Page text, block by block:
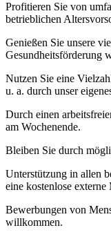
Profitieren Sie von
betrieblichen
Genießen Sie unsere
Gesundheitsförderung
Nutzen Sie eine
u. a. durch unser
Durch einen
am Wochenende.
Bleiben Sie durch
Unterstützung in allen
eine kostenlose
Bewerbungen von
willkommen.